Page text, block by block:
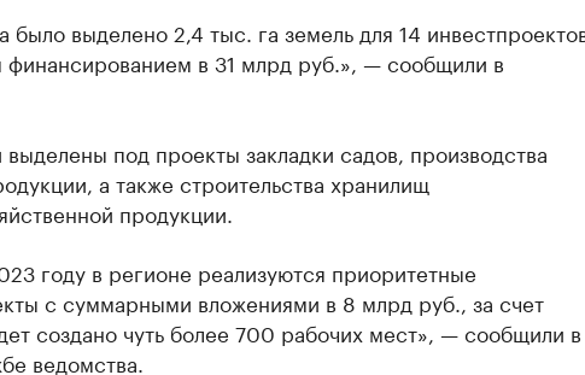
было выделено 2,4 тыс. га земель для 14
в 31 млрд руб.», — сообщили в
под проекты закладки садов, производства
а также строительства хранилищ
продукции.
году в регионе реализуются приоритетные
с суммарными вложениями в 8 млрд руб., за счет
создано чуть более 700 рабочих мест», — сообщили в
ведомства.